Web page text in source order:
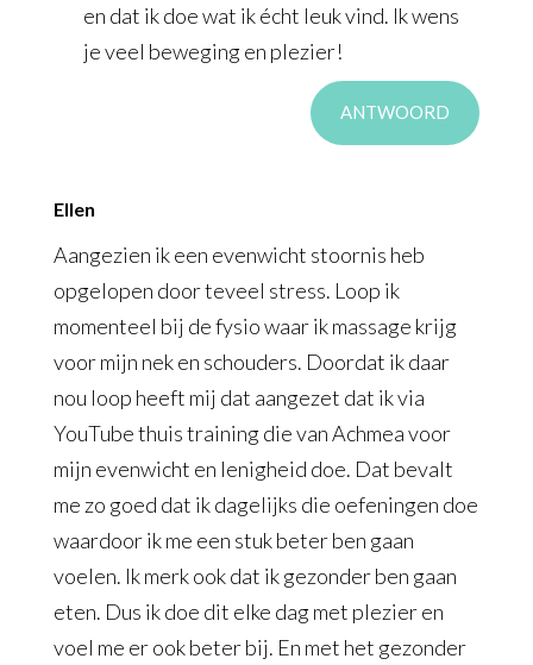
en dat ik doe wat ik écht leuk vind. Ik wens
je veel beweging en plezier!
ANTWOORD
Ellen
Aangezien ik een evenwicht stoornis heb
opgelopen door teveel stress. Loop ik
momenteel bij de fysio waar ik massage krijg
voor mijn nek en schouders. Doordat ik daar
nou loop heeft mij dat aangezet dat ik via
YouTube thuis training die van Achmea voor
mijn evenwicht en lenigheid doe. Dat bevalt
me zo goed dat ik dagelijks die oefeningen doe
waardoor ik me een stuk beter ben gaan
voelen. Ik merk ook dat ik gezonder ben gaan
eten. Dus ik doe dit elke dag met plezier en
voel me er ook beter bij. En met het gezonder